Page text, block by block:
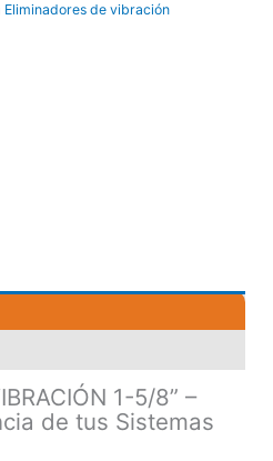
Eliminadores de vibración
1-5/8” –
de tus Sistemas